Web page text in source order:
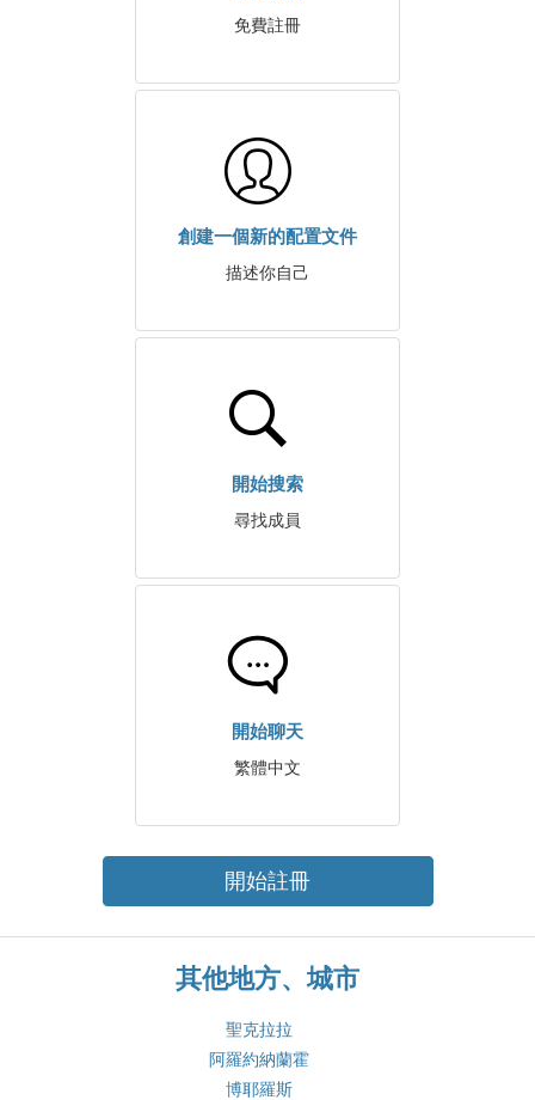
免費註冊
創建一個新的配置文件
描述你自己
開始搜索
尋找成員
開始聊天
繁體中文
開始註冊
其他地方、城市
聖克拉拉
阿羅約納蘭霍
博耶羅斯